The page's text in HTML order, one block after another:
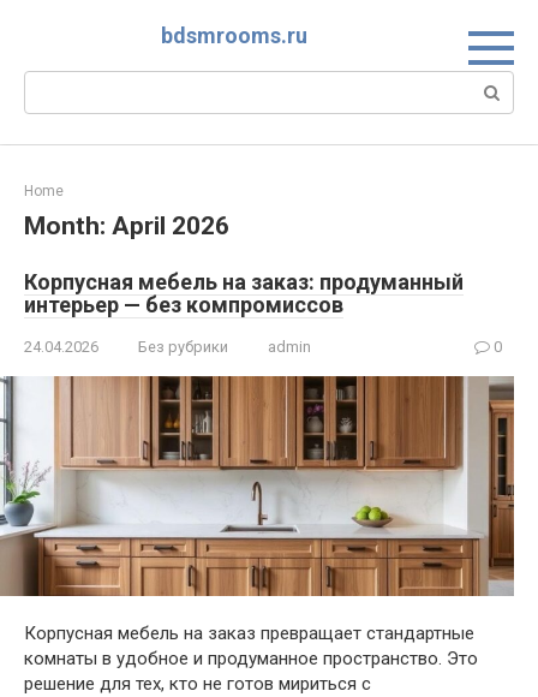
bdsmrooms.ru
Home
Month: April 2026
Корпусная мебель на заказ: продуманный
интерьер — без компромиссов
24.04.2026 Без рубрики admin 0
Корпусная мебель на заказ превращает стандартные
комнаты в удобное и продуманное пространство. Это
решение для тех, кто не готов мириться с